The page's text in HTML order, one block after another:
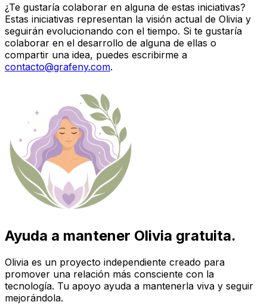
¿Te gustaría colaborar en alguna de estas iniciativas?
Estas iniciativas representan la visión actual de Olivia y
seguirán evolucionando con el tiempo. Si te gustaría
colaborar en el desarrollo de alguna de ellas o
compartir una idea, puedes escribirme a
contacto@grafeny.com.
Ayuda a mantener Olivia gratuita.
Olivia es un proyecto independiente creado para
promover una relación más consciente con la
tecnología. Tu apoyo ayuda a mantenerla viva y seguir
mejorándola.